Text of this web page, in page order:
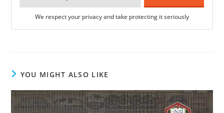
We respect your privacy and take protecting it seriously
YOU MIGHT ALSO LIKE